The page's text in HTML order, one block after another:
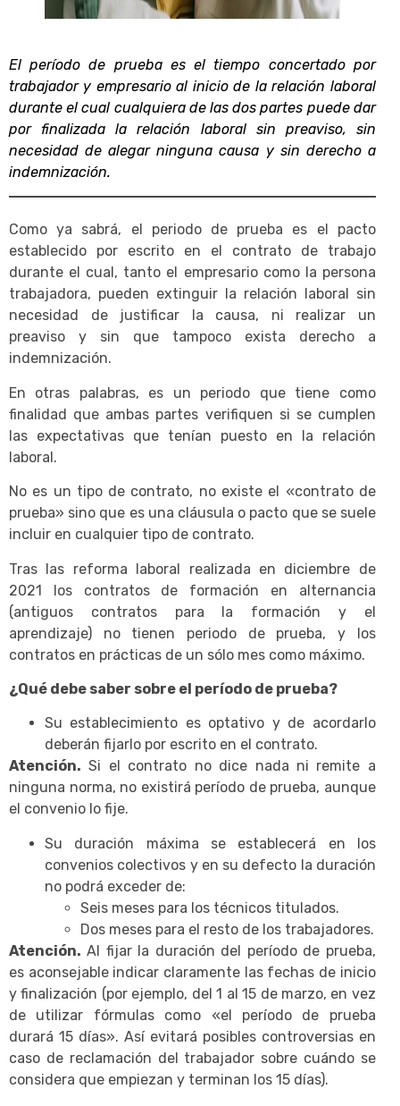
El período de prueba es el tiempo concertado por
trabajador y empresario al inicio de la relación laboral
durante el cual cualquiera de las dos partes puede dar
por finalizada la relación laboral sin preaviso, sin
necesidad de alegar ninguna causa y sin derecho a
indemnización.
Como ya sabrá, el periodo de prueba es el pacto
establecido por escrito en el contrato de trabajo
durante el cual, tanto el empresario como la persona
trabajadora, pueden extinguir la relación laboral sin
necesidad de justificar la causa, ni realizar un
preaviso y sin que tampoco exista derecho a
indemnización.
En otras palabras, es un periodo que tiene como
finalidad que ambas partes verifiquen si se cumplen
las expectativas que tenían puesto en la relación
laboral.
No es un tipo de contrato, no existe el «contrato de
prueba» sino que es una cláusula o pacto que se suele
incluir en cualquier tipo de contrato.
Tras las reforma laboral realizada en diciembre de
2021 los contratos de formación en alternancia
(antiguos contratos para la formación y el
aprendizaje) no tienen periodo de prueba, y los
contratos en prácticas de un sólo mes como máximo.
¿Qué debe saber sobre el período de prueba?
Su establecimiento es optativo y de acordarlo
deberán fijarlo por escrito en el contrato.
Atención. Si el contrato no dice nada ni remite a
ninguna norma, no existirá período de prueba, aunque
el convenio lo fije.
Su duración máxima se establecerá en los
convenios colectivos y en su defecto la duración
no podrá exceder de:
Seis meses para los técnicos titulados.
Dos meses para el resto de los trabajadores.
Atención. Al fijar la duración del período de prueba,
es aconsejable indicar claramente las fechas de inicio
y finalización (por ejemplo, del 1 al 15 de marzo, en vez
de utilizar fórmulas como «el período de prueba
durará 15 días». Así evitará posibles controversias en
caso de reclamación del trabajador sobre cuándo se
considera que empiezan y terminan los 15 días).